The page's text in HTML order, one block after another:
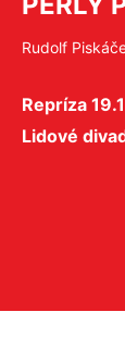
Rudolf
Repríza
Lidové